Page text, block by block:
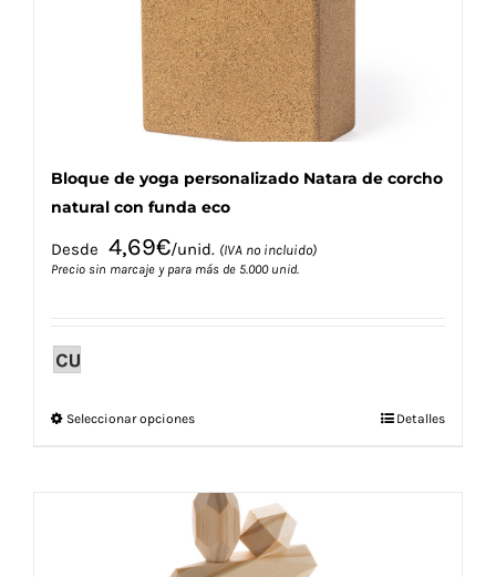
Bloque de yoga personalizado Natara de corcho
natural con funda eco
Desde 4,69€/unid. (IVA no incluido)
Precio sin marcaje y para más de 5.000 unid.
Seleccionar opcionesEste
múltiples
variantes.
Las
opciones
Detalles